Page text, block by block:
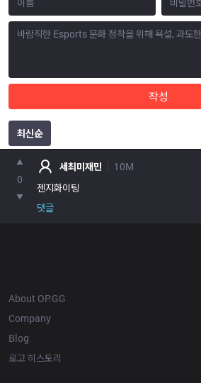
작성
최신순
0
세최미재민
10M
댓글
About OP.GG
Company
Blog
로고 히스토리